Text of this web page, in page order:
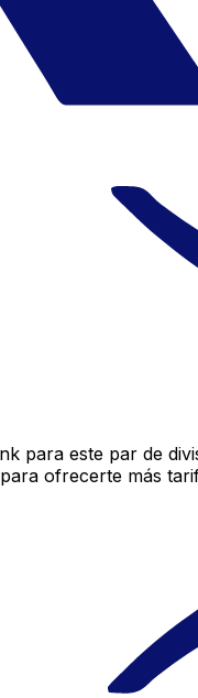
para este par de
ofrecerte más